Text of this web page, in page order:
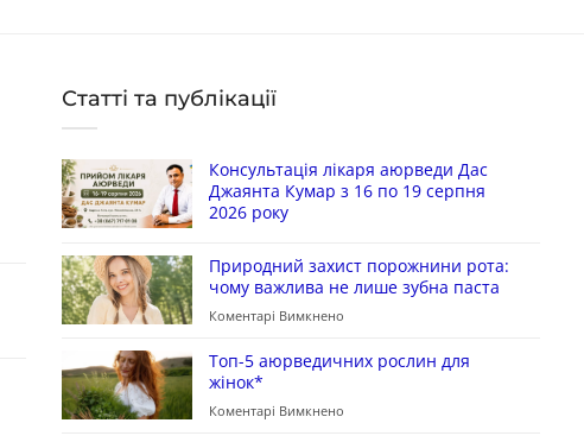
Статті та публікації
Консультація лікаря аюрведи Дас
Джаянта Кумар з 16 по 19 серпня
2026 року
Природний захист порожнини рота:
чому важлива не лише зубна паста
Коментарі Вимкнено
Топ-5 аюрведичних рослин для
жінок*
Коментарі Вимкнено